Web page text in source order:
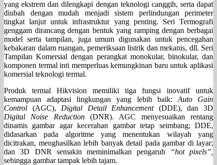
yang ekstrem dan dilengkapi dengan teknologi canggih, serta dapat
diubah dengan mudah menjadi sistem perlindungan perimeter
tingkat lanjut untuk infrastruktur yang penting. Seri Termografi
genggam dirancang dengan bentuk yang ramping dengan berbagai
model serta tampilan, juga umum digunakan untuk pencegahan
kebakaran dalam ruangan, pemeriksaan listrik dan mekanis, dll. Seri
Tampilan Komersial dengan perangkat monokular, binokular, dan
komponen termal inti memperluas kemungkinan baru untuk aplikasi
komersial teknologi termal.
Produk termal Hikvision memiliki tiga fungsi inovatif untuk
kemampuan adaptasi lingkungan yang lebih baik: Auto Gain
Control (AGC), Digital Detail Enhancement(DDE), dan 3D
Digital Noise Reduction(DNR). AGC menyesuaikan rentang
dinamis gambar agar kecerahan gambar tetap seimbang; DDE,
didasarkan pada algoritme yang menentukan wilayah yang
dicitrakan, menghasilkan lebih banyak detail pada gambar di layar;
dan 3D DNR semakin meminimalkan pengaruh
“hot pixels”,
sehingga gambar tampak lebih tajam.